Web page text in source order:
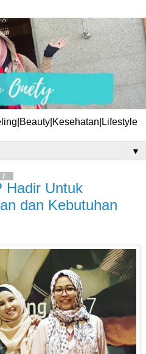
▼
Hadir Untuk
dan Kebutuhan